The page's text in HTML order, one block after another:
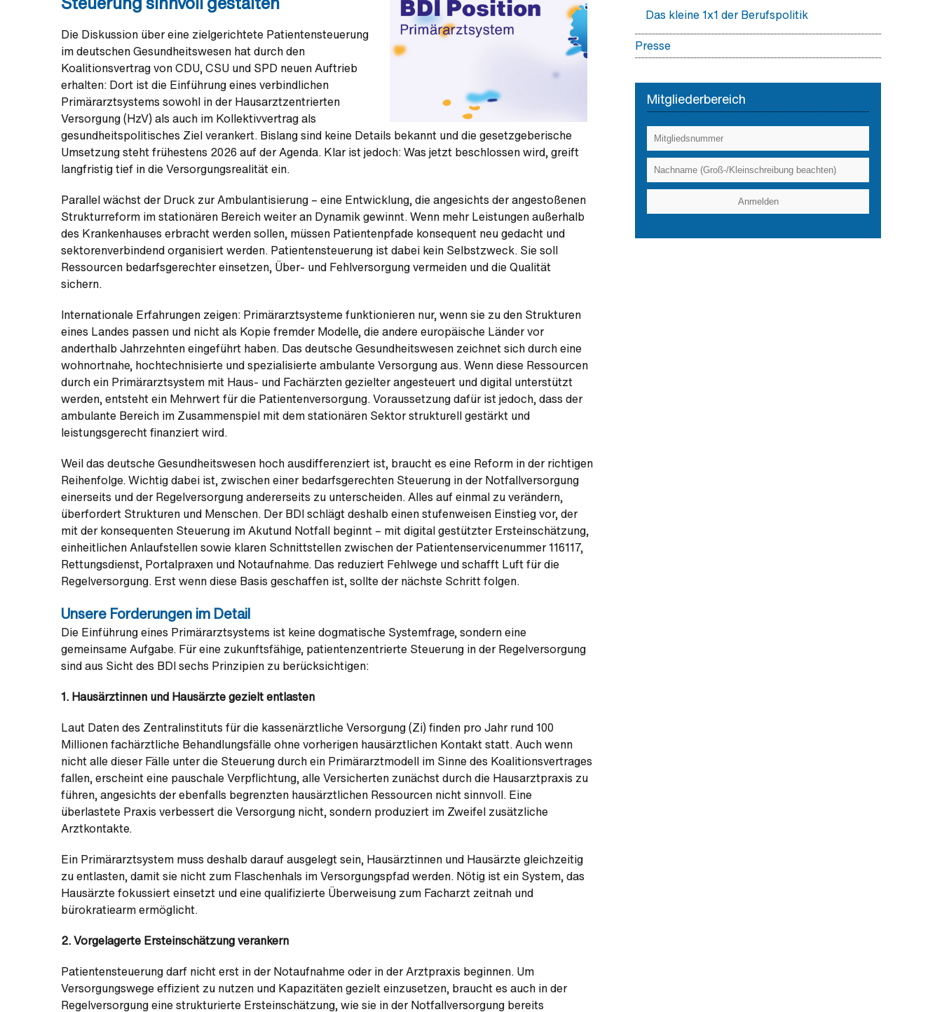
Die Diskussion über eine zielgerichtete Patientensteuerung
im deutschen Gesundheitswesen hat durch den
Koalitionsvertrag von CDU, CSU und SPD neuen Auftrieb
erhalten: Dort ist die Einführung eines verbindlichen
Primärarztsystems sowohl in der Hausarztzentrierten
Versorgung (HzV) als auch im Kollektivvertrag als
gesundheitspolitisches Ziel verankert. Bislang sind keine Details bekannt und die gesetzgeberische
Umsetzung steht frühestens 2026 auf der Agenda. Klar ist jedoch: Was jetzt beschlossen wird, greift
langfristig tief in die Versorgungsrealität ein.
Parallel wächst der Druck zur Ambulantisierung – eine Entwicklung, die angesichts der angestoßenen
Strukturreform im stationären Bereich weiter an Dynamik gewinnt. Wenn mehr Leistungen außerhalb
des Krankenhauses erbracht werden sollen, müssen Patientenpfade konsequent neu gedacht und
sektorenverbindend organisiert werden. Patientensteuerung ist dabei kein Selbstzweck. Sie soll
Ressourcen bedarfsgerechter einsetzen, Über- und Fehlversorgung vermeiden und die Qualität
sichern.
Internationale Erfahrungen zeigen: Primärarztsysteme funktionieren nur, wenn sie zu den Strukturen
eines Landes passen und nicht als Kopie fremder Modelle, die andere europäische Länder vor
anderthalb Jahrzehnten eingeführt haben. Das deutsche Gesundheitswesen zeichnet sich durch eine
wohnortnahe, hochtechnisierte und spezialisierte ambulante Versorgung aus. Wenn diese Ressourcen
durch ein Primärarztsystem mit Haus- und Fachärzten gezielter angesteuert und digital unterstützt
werden, entsteht ein Mehrwert für die Patientenversorgung. Voraussetzung dafür ist jedoch, dass der
ambulante Bereich im Zusammenspiel mit dem stationären Sektor strukturell gestärkt und
leistungsgerecht finanziert wird.
Weil das deutsche Gesundheitswesen hoch ausdifferenziert ist, braucht es eine Reform in der richtigen
Reihenfolge. Wichtig dabei ist, zwischen einer bedarfsgerechten Steuerung in der Notfallversorgung
einerseits und der Regelversorgung andererseits zu unterscheiden. Alles auf einmal zu verändern,
überfordert Strukturen und Menschen. Der BDI schlägt deshalb einen stufenweisen Einstieg vor, der
mit der konsequenten Steuerung im Akutund Notfall beginnt – mit digital gestützter Ersteinschätzung,
einheitlichen Anlaufstellen sowie klaren Schnittstellen zwischen der Patientenservicenummer 116117,
Rettungsdienst, Portalpraxen und Notaufnahme. Das reduziert Fehlwege und schafft Luft für die
Regelversorgung. Erst wenn diese Basis geschaffen ist, sollte der nächste Schritt folgen.
Unsere Forderungen im Detail
Die Einführung eines Primärarztsystems ist keine dogmatische Systemfrage, sondern eine
gemeinsame Aufgabe. Für eine zukunftsfähige, patientenzentrierte Steuerung in der Regelversorgung
sind aus Sicht des BDI sechs Prinzipien zu berücksichtigen:
1. Hausärztinnen und Hausärzte gezielt entlasten
Laut Daten des Zentralinstituts für die kassenärztliche Versorgung (Zi) finden pro Jahr rund 100
Millionen fachärztliche Behandlungsfälle ohne vorherigen hausärztlichen Kontakt statt. Auch wenn
nicht alle dieser Fälle unter die Steuerung durch ein Primärarztmodell im Sinne des Koalitionsvertrages
fallen, erscheint eine pauschale Verpflichtung, alle Versicherten zunächst durch die Hausarztpraxis zu
führen, angesichts der ebenfalls begrenzten hausärztlichen Ressourcen nicht sinnvoll. Eine
überlastete Praxis verbessert die Versorgung nicht, sondern produziert im Zweifel zusätzliche
Arztkontakte.
Ein Primärarztsystem muss deshalb darauf ausgelegt sein, Hausärztinnen und Hausärzte gleichzeitig
zu entlasten, damit sie nicht zum Flaschenhals im Versorgungspfad werden. Nötig ist ein System, das
Hausärzte fokussiert einsetzt und eine qualifizierte Überweisung zum Facharzt zeitnah und
bürokratiearm ermöglicht.
2. Vorgelagerte Ersteinschätzung verankern
Patientensteuerung darf nicht erst in der Notaufnahme oder in der Arztpraxis beginnen. Um
Versorgungswege effizient zu nutzen und Kapazitäten gezielt einzusetzen, braucht es auch in der
Regelversorgung eine strukturierte Ersteinschätzung, wie sie in der Notfallversorgung bereits
Das kleine 1x1 der Berufspolitik
Presse
Pressefotos
Newsletter
Mitgliederbereich